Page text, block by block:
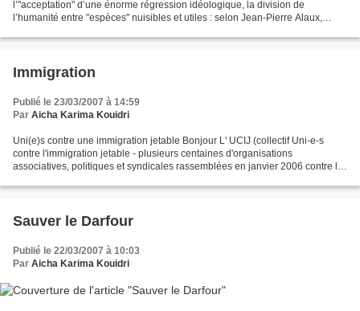
l’"acceptation" d’une énorme régression idéologique, la division de
l’humanité entre "espèces" nuisibles et utiles : selon Jean-Pierre Alaux,
Immigration
Publié le 23/03/2007 à 14:59
Par Aicha Karima Kouidri
Uni(e)s contre une immigration jetable Bonjour L' UCIJ (collectif Uni-e-s
contre l'immigration jetable - plusieurs centaines d'organisations
associatives, politiques et syndicales rassemblées en janvier 2006 contre la
Sauver le Darfour
Publié le 22/03/2007 à 10:03
Par Aicha Karima Kouidri